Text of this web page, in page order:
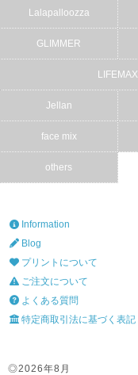
Lalapalloozza
GLIMMER
LIFEMAX
Jellan
face mix
others
Information
Blog
プリントについて
ご注文について
よくある質問
特定商取引法に基づく表記
◎2026年8月